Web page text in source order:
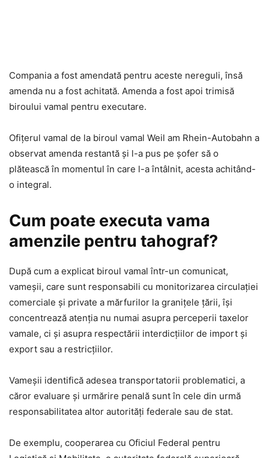
Compania a fost amendată pentru aceste nereguli, însă
amenda nu a fost achitată. Amenda a fost apoi trimisă
biroului vamal pentru executare.
Ofițerul vamal de la biroul vamal Weil am Rhein-Autobahn a
observat amenda restantă și l-a pus pe șofer să o
plătească în momentul în care l-a întâlnit, acesta achitând-
o integral.
Cum poate executa vama
amenzile pentru tahograf?
După cum a explicat biroul vamal într-un comunicat,
vameșii, care sunt responsabili cu monitorizarea circulației
comerciale și private a mărfurilor la granițele țării, își
concentrează atenția nu numai asupra perceperii taxelor
vamale, ci și asupra respectării interdicțiilor de import și
export sau a restricțiilor.
Vameșii identifică adesea transportatorii problematici, a
căror evaluare și urmărire penală sunt în cele din urmă
responsabilitatea altor autorități federale sau de stat.
De exemplu, cooperarea cu Oficiul Federal pentru